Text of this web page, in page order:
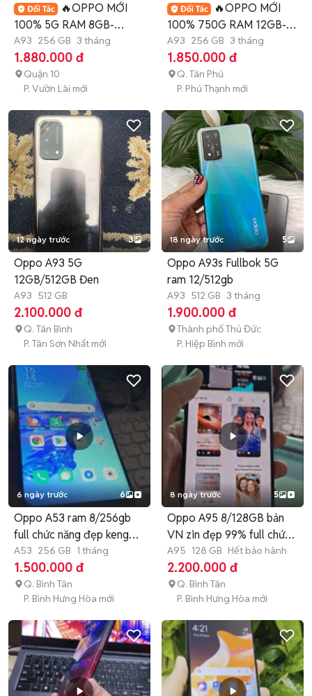
🔥OPPO MỚI
100% 5G RAM 8GB-
256GB ĐẸP-MẠNH MẼ🔥
A93 256 GB 3 tháng
1.880.000 đ
Quận 10
P. Vườn Lài mới
🔥OPPO MỚI
100% 750G RAM 12GB-
256GB ĐẸP MƯỢT MÀ🔥
A93 256 GB 3 tháng
1.850.000 đ
Q. Tân Phú
P. Phú Thạnh mới
12 ngày trước 3
Oppo A93 5G
12GB/512GB Đen
A93 512 GB
2.100.000 đ
Q. Tân Bình
P. Tân Sơn Nhất mới
18 ngày trước 5
Oppo A93s Fullbok 5G
ram 12/512gb
A93 512 GB 3 tháng
1.900.000 đ
Thành phố Thủ Đức
P. Hiệp Bình mới
6 ngày trước 6
Oppo A53 ram 8/256gb
full chức năng đẹp keng
99%
A53 256 GB 1 tháng
1.500.000 đ
Q. Bình Tân
P. Bình Hưng Hòa mới
8 ngày trước 5
Oppo A95 8/128GB bản
VN zin đẹp 99% full chức
năng
A95 128 GB Hết bảo hành
2.200.000 đ
Q. Bình Tân
P. Bình Hưng Hòa mới